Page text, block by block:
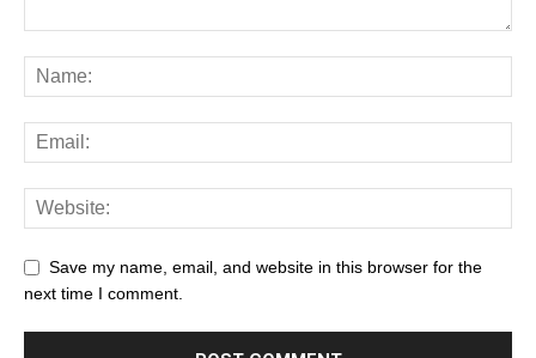
Save my name, email, and website in this browser for the
next time I comment.